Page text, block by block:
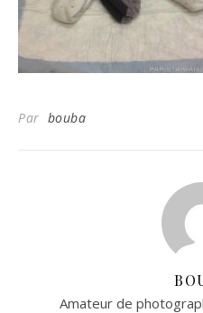
Par bouba
Amateur de